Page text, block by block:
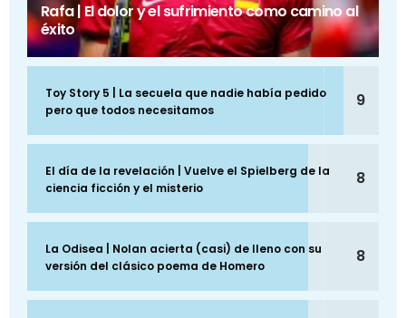
Rafa | El dolor y el sufrimiento como camino al
éxito
Toy Story 5 | La secuela que nadie había pedido
pero que todos necesitamos
9
El día de la revelación | Vuelve el Spielberg de la
ciencia ficción y el misterio
8
La Odisea | Nolan acierta (casi) de lleno con su
versión del clásico poema de Homero
8